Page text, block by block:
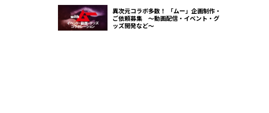
異次元コラボ多数！ 「ムー」企画制作・
ご依頼募集 ～動画配信・イベント・グ
ッズ開発など～